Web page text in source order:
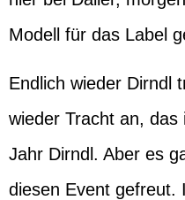
Modell für das Label
Endlich wieder Dirndl
wieder Tracht an, das
Jahr Dirndl. Aber es
diesen Event gefreut.